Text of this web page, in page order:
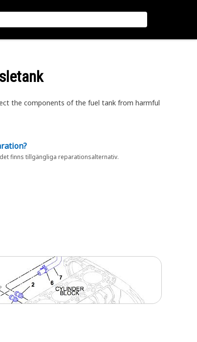
the components of the fuel tank from harmful
finns tillgängliga reparationsalternativ.